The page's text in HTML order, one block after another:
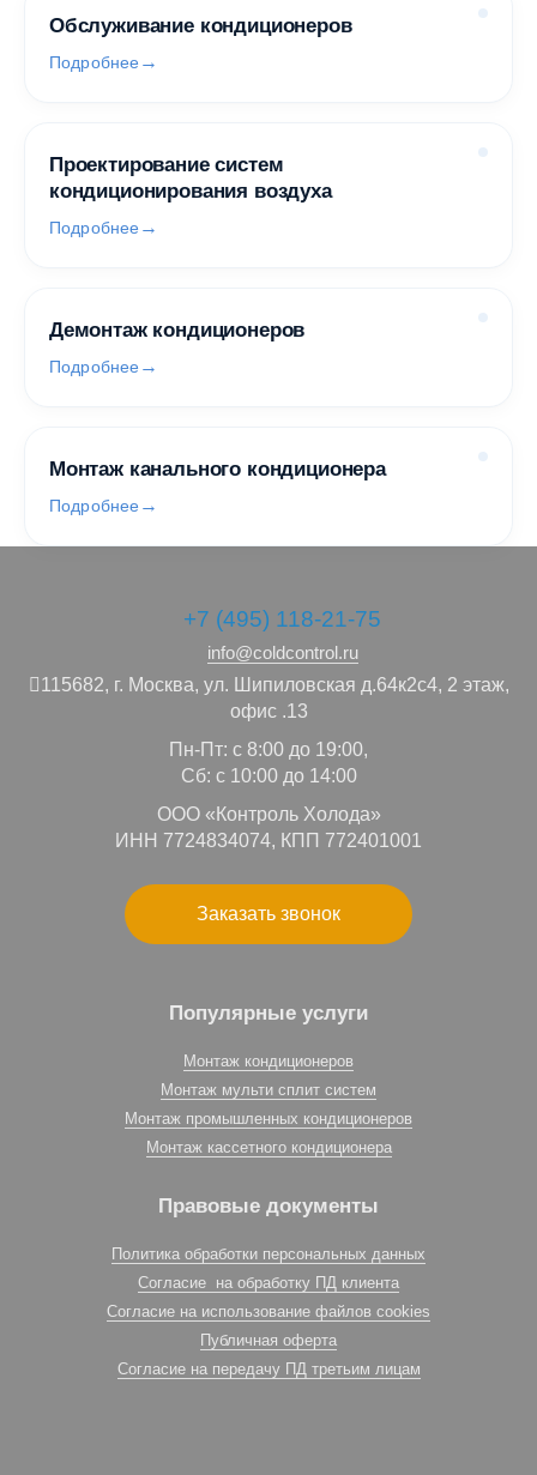
Обслуживание кондиционеров
Подробнее
Проектирование систем
кондиционирования воздуха
Подробнее
Демонтаж кондиционеров
Подробнее
Монтаж канального кондиционера
Подробнее
+7 (495) 118-21-75
info@coldcontrol.ru
115682, г. Москва, ул. Шипиловская д.64к2с4, 2 этаж,
офис .13
Пн-Пт: с 8:00 до 19:00,
Сб: с 10:00 до 14:00
ООО «Контроль Холода»
ИНН 7724834074, КПП 772401001
Заказать звонок
Популярные услуги
Монтаж кондиционеров
Монтаж мульти сплит систем
Монтаж промышленных кондиционеров
Монтаж кассетного кондиционера
Правовые документы
Политика обработки персональных данных
Согласие на обработку ПД клиента
Согласие на использование файлов cookies
Публичная оферта
Согласие на передачу ПД третьим лицам